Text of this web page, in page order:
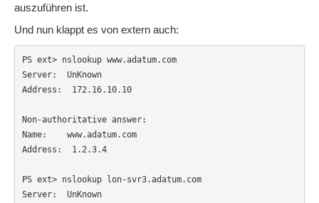
auszuführen ist.
Und nun klappt es von extern auch:
PS ext> nslookup www.adatum.com
Server:  UnKnown
Address:  172.16.10.10
Non-authoritative answer:
Name:    www.adatum.com
Address:  1.2.3.4
PS ext> nslookup lon-svr3.adatum.com
Server:  UnKnown